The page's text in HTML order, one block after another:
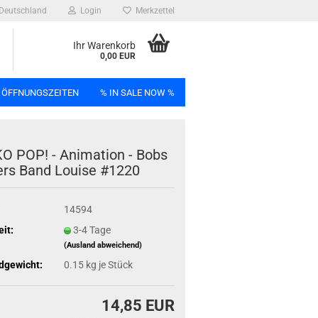
Deutschland Login Merkzettel
Ihr Warenkorb
0,00 EUR
% IN SALE NOW %
POP! - Ani­ma­ti­on - Bobs
Band Loui­se #1220
14594
3-4 Tage
(Ausland abweichend)
0.15kg je Stück
14,85 EUR